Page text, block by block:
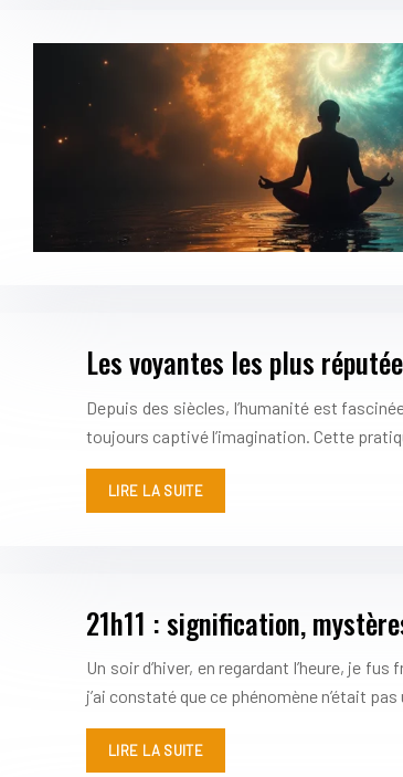
Les voyantes les plus
Depuis des siècles, l’humanité est
toujours captivé l’imagination. Cette
LIRE LA SUITE
21h11 : signification,
Un soir d’hiver, en regardant l’heure, je
j’ai constaté que ce phénomène n’était
LIRE LA SUITE